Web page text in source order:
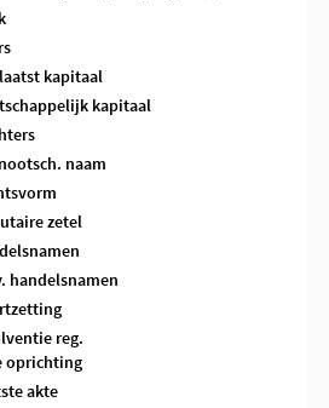
kapitaal
kapitaal
naam
zetel
handelsnamen
reg.
oprichting
akte